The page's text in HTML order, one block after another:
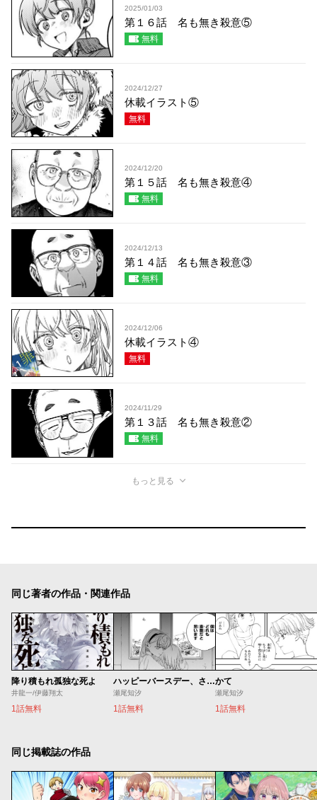
2025/01/03
第１６話 名も無き殺意⑤
無料
2024/12/27
休載イラスト⑤
無料
2024/12/20
第１５話 名も無き殺意④
無料
2024/12/13
第１４話 名も無き殺意③
無料
2024/12/06
休載イラスト④
無料
2024/11/29
第１３話 名も無き殺意②
無料
もっと見る
同じ著者の作品・関連作品
降り積もれ孤独な死よ
井龍一/伊藤翔太
1話無料
ハッピーバースデー、さよなら
瀬尾知汐
1話無料
かて
瀬尾知汐
1話無料
同じ掲載誌の作品